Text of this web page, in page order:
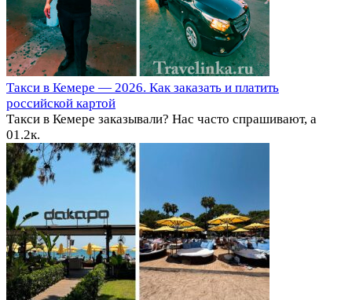
Такси в Кемере — 2026. Как заказать и платить
российской картой
Такси в Кемере заказывали? Нас часто спрашивают, а
01.2к.